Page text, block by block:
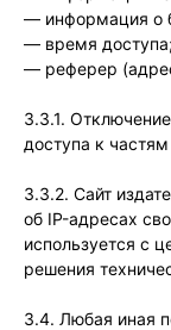
— информация о
— время доступа;
— реферер
3.3.1.
доступа к
3.3.2. Сайт
об IP-адресах
используется с
решения
3.4. Любая иная